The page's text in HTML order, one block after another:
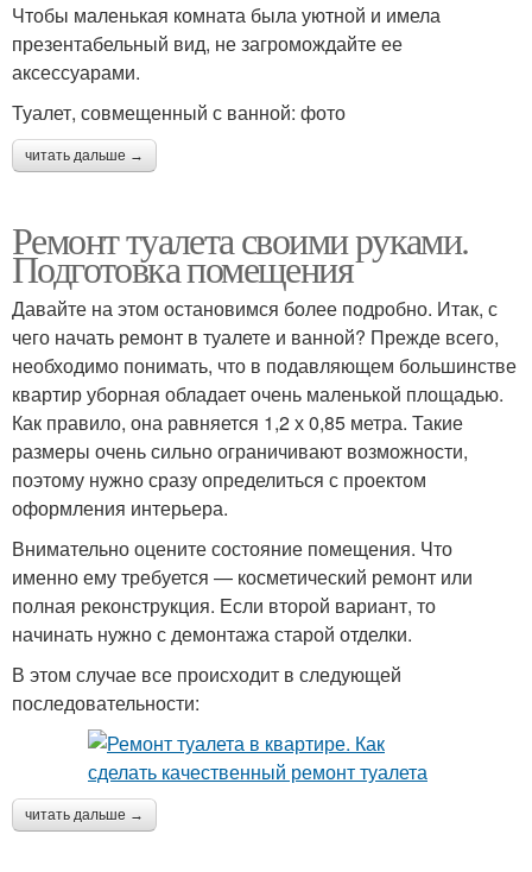
Чтобы маленькая комната была уютной и имела
презентабельный вид, не загромождайте ее
аксессуарами.
Туалет, совмещенный с ванной: фото
читать дальше →
Ремонт туалета своими руками.
Подготовка помещения
Давайте на этом остановимся более подробно. Итак, с
чего начать ремонт в туалете и ванной? Прежде всего,
необходимо понимать, что в подавляющем большинстве
квартир уборная обладает очень маленькой площадью.
Как правило, она равняется 1,2 х 0,85 метра. Такие
размеры очень сильно ограничивают возможности,
поэтому нужно сразу определиться с проектом
оформления интерьера.
Внимательно оцените состояние помещения. Что
именно ему требуется — косметический ремонт или
полная реконструкция. Если второй вариант, то
начинать нужно с демонтажа старой отделки.
В этом случае все происходит в следующей
последовательности:
читать дальше →